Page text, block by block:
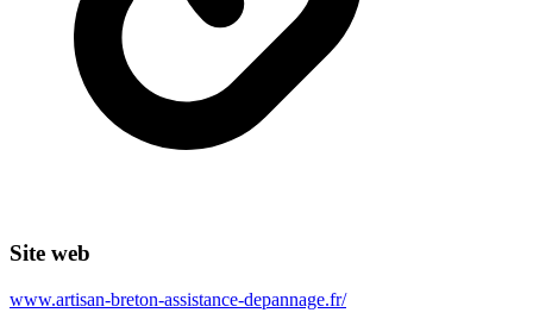
Site web
www.artisan-breton-assistance-depannage.fr/